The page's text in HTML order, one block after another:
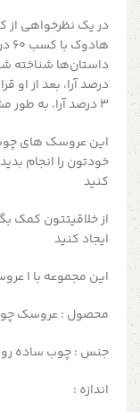
در یک نظرخواهی از
درصد آرا، بعد از او
۳ درصد آرا، به طور مشترک مقام چهارم را کسب کردند.
این عروسک های
خودتون را انجام
کنید
از خلاقیتتون کمک
ایجاد کنید
این مجموعه با ۱ عروسک عرضه می شود.
محصول : عروسک
جنس : چوب ساده
اندازه :